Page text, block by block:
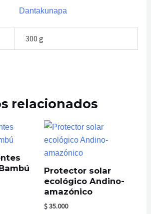
300 g
relacionados
Protector solar
ecológico Andino-
amazónico
$35.000